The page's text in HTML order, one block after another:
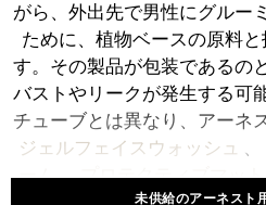
がら、外出先で男性にグルー
ために、植物ベースの原料
す。その製品が包装であるの
バストやリークが発生する可
チューブとは異なり、アーネ
ジェルフェイスウォッシュ 、
ーム、プロテクティブマッ
未供給のアーネスト